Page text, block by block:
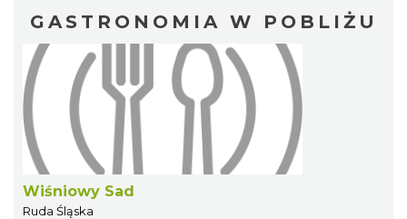
GASTRONOMIA W POBLIŻU
Wiśniowy Sad
Ruda Śląska